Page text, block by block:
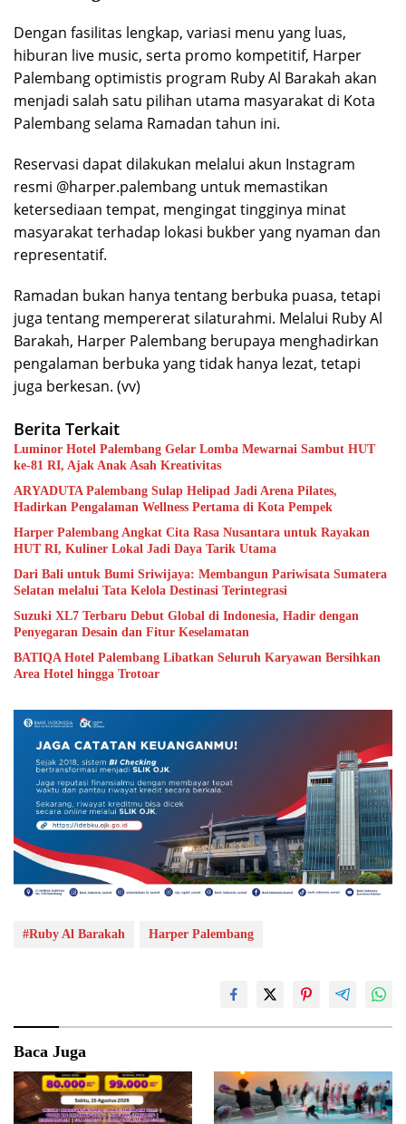
Dengan fasilitas lengkap, variasi menu yang luas,
hiburan live music, serta promo kompetitif, Harper
Palembang optimistis program Ruby Al Barakah akan
menjadi salah satu pilihan utama masyarakat di Kota
Palembang selama Ramadan tahun ini.
Reservasi dapat dilakukan melalui akun Instagram
resmi @harper.palembang untuk memastikan
ketersediaan tempat, mengingat tingginya minat
masyarakat terhadap lokasi bukber yang nyaman dan
representatif.
Ramadan bukan hanya tentang berbuka puasa, tetapi
juga tentang mempererat silaturahmi. Melalui Ruby Al
Barakah, Harper Palembang berupaya menghadirkan
pengalaman berbuka yang tidak hanya lezat, tetapi
juga berkesan. (vv)
Berita Terkait
Luminor Hotel Palembang Gelar Lomba Mewarnai Sambut HUT
ke-81 RI, Ajak Anak Asah Kreativitas
ARYADUTA Palembang Sulap Helipad Jadi Arena Pilates,
Hadirkan Pengalaman Wellness Pertama di Kota Pempek
Harper Palembang Angkat Cita Rasa Nusantara untuk Rayakan
HUT RI, Kuliner Lokal Jadi Daya Tarik Utama
Dari Bali untuk Bumi Sriwijaya: Membangun Pariwisata Sumatera
Selatan melalui Tata Kelola Destinasi Terintegrasi
Suzuki XL7 Terbaru Debut Global di Indonesia, Hadir dengan
Penyegaran Desain dan Fitur Keselamatan
BATIQA Hotel Palembang Libatkan Seluruh Karyawan Bersihkan
Area Hotel hingga Trotoar
#Ruby Al Barakah Harper Palembang
Baca Juga